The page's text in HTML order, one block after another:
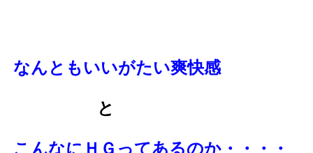
なんともいいがたい爽快感
と
こんなにＨＧってあるのか・・・・